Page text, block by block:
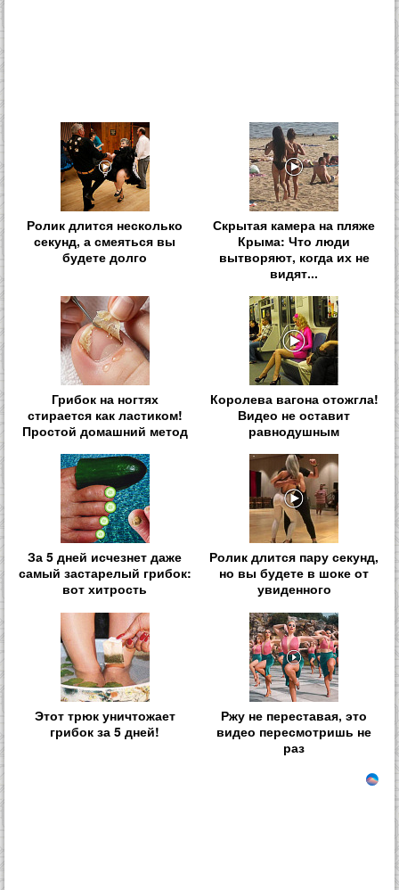
Ролик длится несколько
секунд, а смеяться вы
будете долго
Скрытая камера на пляже
Крыма: Что люди
вытворяют, когда их не
видят...
Грибок на ногтях
стирается как ластиком!
Простой домашний метод
Королева вагона отожгла!
Видео не оставит
равнодушным
За 5 дней исчезнет даже
самый застарелый грибок:
вот хитрость
Ролик длится пару секунд,
но вы будете в шоке от
увиденного
Этот трюк уничтожает
грибок за 5 дней!
Ржу не переставая, это
видео пересмотришь не
раз